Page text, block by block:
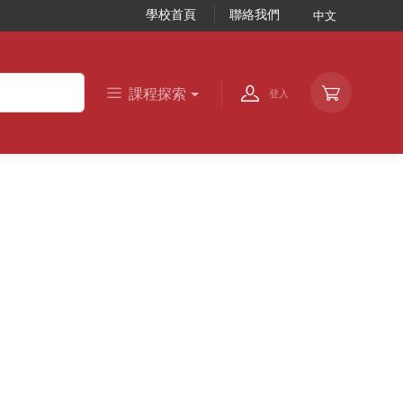
學校首頁 聯絡我們 中文
課程探索 登入